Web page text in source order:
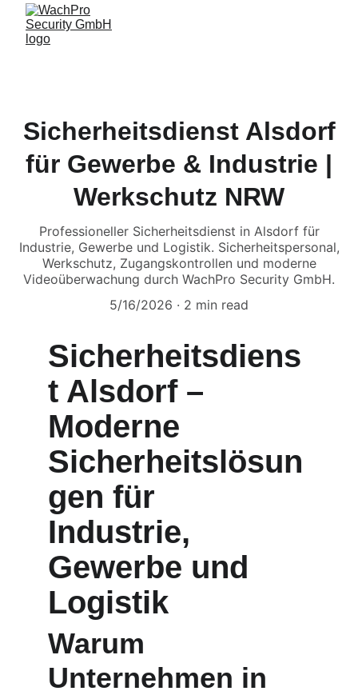
Sicherheitsdienst Alsdorf
für Gewerbe & Industrie |
Werkschutz NRW
Professioneller Sicherheitsdienst in Alsdorf für
Industrie, Gewerbe und Logistik. Sicherheitspersonal,
Werkschutz, Zugangskontrollen und moderne
Videoüberwachung durch WachPro Security GmbH.
5/16/2026
2 min read
Sicherheitsdiens
t Alsdorf –
Moderne
Sicherheitslösun
gen für
Industrie,
Gewerbe und
Logistik
Warum
Unternehmen in